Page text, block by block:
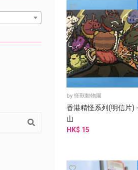
by 怪獸動物園
香港精怪系列(明信片)
山
HK$ 15